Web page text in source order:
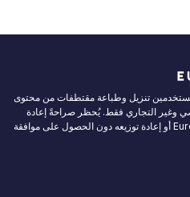
تنزيل وطباعة مقتطفات من محتوى
وغير التجاري فقط. يُحظر صراحةً إعادة
نشر محتوى Euromedia24.com أو إعادة توزيعه دون الحصول على موافقة